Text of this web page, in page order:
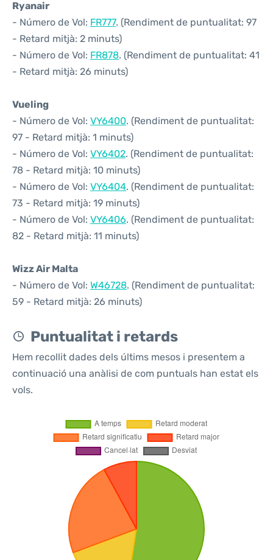
Ryanair
- Número de Vol: FR777. (Rendiment de puntualitat: 97
- Retard mitjà: 2 minuts)
- Número de Vol: FR878. (Rendiment de puntualitat: 41
- Retard mitjà: 26 minuts)
Vueling
- Número de Vol: VY6400. (Rendiment de puntualitat:
97 - Retard mitjà: 1 minuts)
- Número de Vol: VY6402. (Rendiment de puntualitat:
78 - Retard mitjà: 10 minuts)
- Número de Vol: VY6404. (Rendiment de puntualitat:
73 - Retard mitjà: 19 minuts)
- Número de Vol: VY6406. (Rendiment de puntualitat:
82 - Retard mitjà: 11 minuts)
Wizz Air Malta
- Número de Vol: W46728. (Rendiment de puntualitat:
59 - Retard mitjà: 26 minuts)
Puntualitat i retards
Hem recollit dades dels últims mesos i presentem a
continuació una anàlisi de com puntuals han estat els
vols.